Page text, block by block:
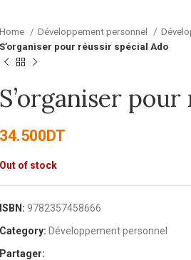
Home Développement personnel
S’organiser pour réussir spécial Ado
S’organiser
34.500DT
Out of stock
ISBN: 9782357458666
Category: Développement personnel
Partager: